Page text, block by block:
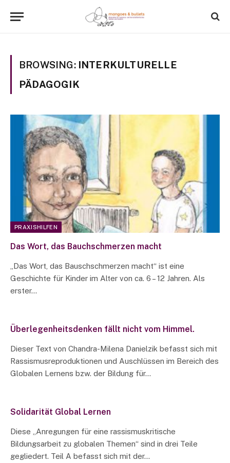
BROWSING: INTERKULTURELLE
PÄDAGOGIK
PRAXISHILFEN
Das Wort, das Bauchschmerzen macht
„Das Wort, das Bauschschmerzen macht“ ist eine
Geschichte für Kinder im Alter von ca. 6 – 12 Jahren. Als
erster…
Überlegenheitsdenken fällt nicht vom Himmel.
Dieser Text von Chandra-Milena Danielzik befasst sich mit
Rassismusreproduktionen und Auschlüssen im Bereich des
Globalen Lernens bzw. der Bildung für…
Solidarität Global Lernen
Diese „Anregungen für eine rassismuskritische
Bildungsarbeit zu globalen Themen“ sind in drei Teile
gegliedert. Teil A befasst sich mit der…